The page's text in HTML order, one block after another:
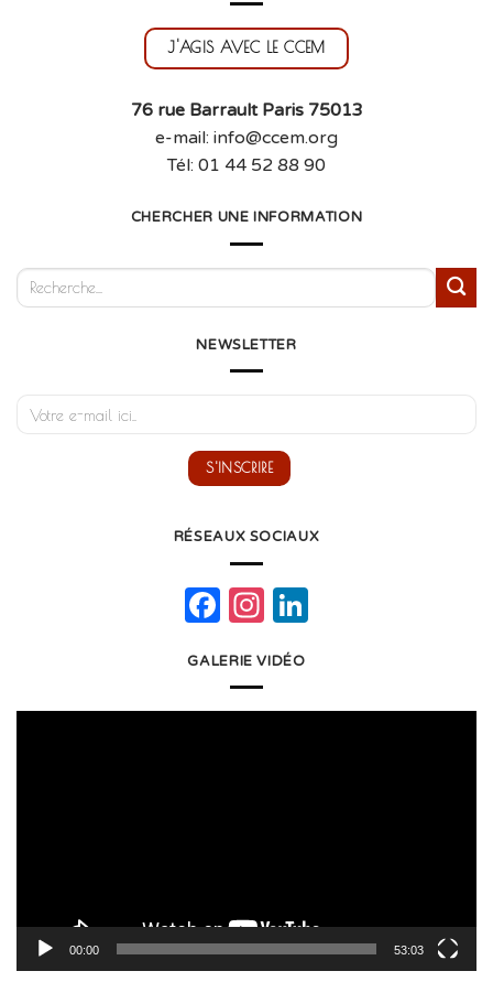
J'AGIS AVEC LE CCEM
76 rue Barrault Paris 75013
e-mail: info@ccem.org
Tél: 01 44 52 88 90
CHERCHER UNE INFORMATION
NEWSLETTER
RÉSEAUX SOCIAUX
Facebook
Instagram
GALERIE VIDÉO
00:00 53:03